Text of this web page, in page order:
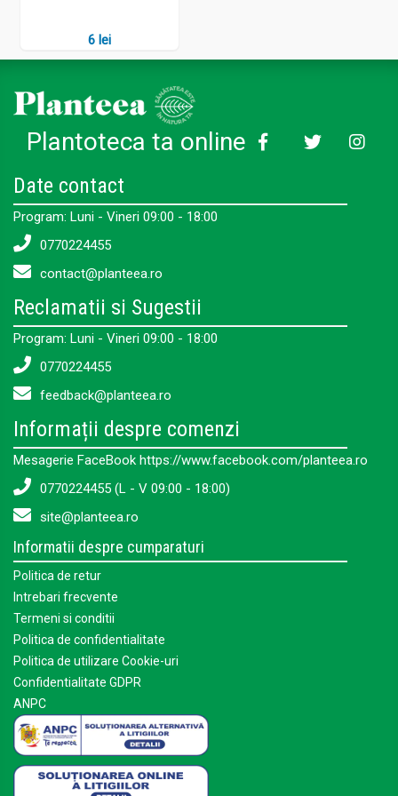
6 lei
Plantoteca ta online
Date contact
Program: Luni - Vineri 09:00 - 18:00
0770224455
contact@planteea.ro
Reclamatii si Sugestii
Program: Luni - Vineri 09:00 - 18:00
0770224455
feedback@planteea.ro
Informații despre comenzi
Mesagerie FaceBook https://www.facebook.com/planteea.ro
0770224455 (L - V 09:00 - 18:00)
site@planteea.ro
Informatii despre cumparaturi
Politica de retur
Intrebari frecvente
Termeni si conditii
Politica de confidentialitate
Politica de utilizare Cookie-uri
Confidentialitate GDPR
ANPC